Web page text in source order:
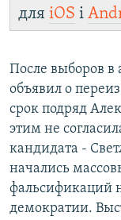
для iOS і
После выборов в
объявил о
срок подряд
этим не
кандидата -
начались
фальсификаций
демократии.